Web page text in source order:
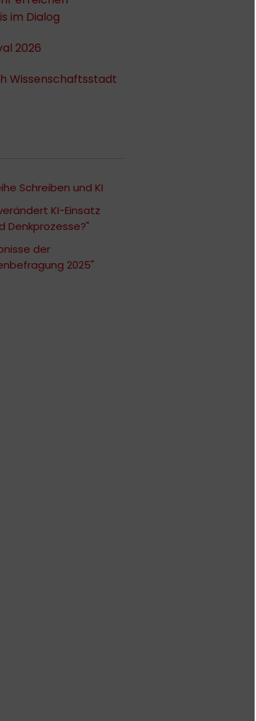
im Dialog
2026
Wissenschaftsstadt
Schreiben und KI
KI-Einsatz
Denkprozesse?"
der
2025"